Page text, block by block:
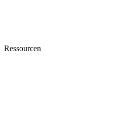
Ressourcen